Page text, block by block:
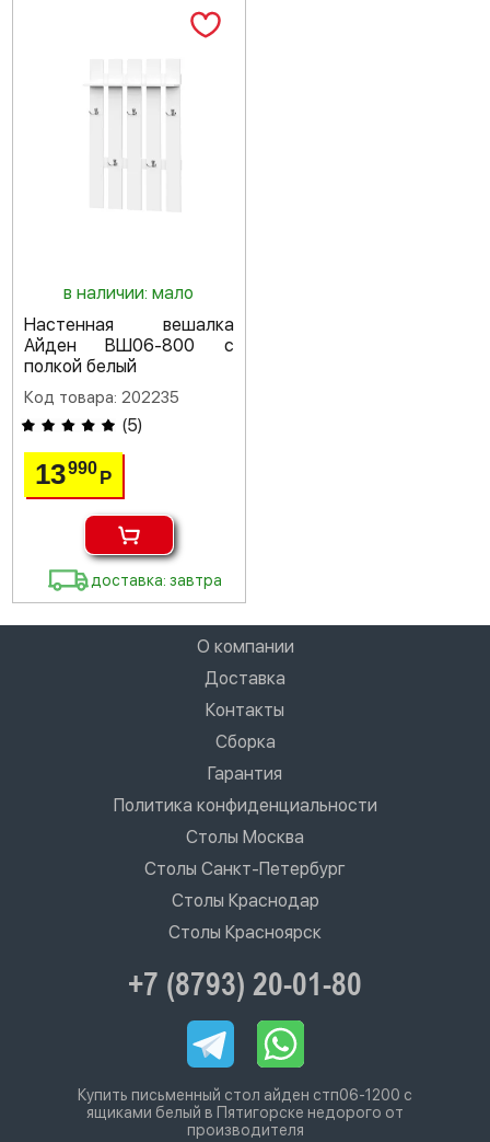
в наличии: мало
Настенная вешалка
Айден ВШ06-800 с
полкой белый
Код товара: 202235
(5)
13990Р
доставка: завтра
О компании
Доставка
Контакты
Сборка
Гарантия
Политика конфиденциальности
Столы Москва
Столы Санкт-Петербург
Столы Краснодар
Столы Красноярск
+7 (8793) 20-01-80
Купить письменный стол айден стп06-1200 с
ящиками белый в Пятигорске недорого от
производителя